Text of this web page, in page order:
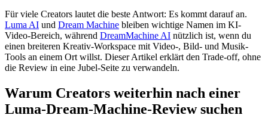
Für viele Creators lautet die beste Antwort: Es kommt darauf an.
Luma AI und Dream Machine bleiben wichtige Namen im KI-
Video-Bereich, während DreamMachine AI nützlich ist, wenn du
einen breiteren Kreativ-Workspace mit Video-, Bild- und Musik-
Tools an einem Ort willst. Dieser Artikel erklärt den Trade-off, ohne
die Review in eine Jubel-Seite zu verwandeln.
Warum Creators weiterhin nach einer
Luma-Dream-Machine-Review suchen